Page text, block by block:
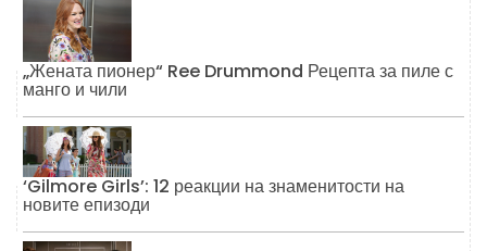
„Жената пионер“ Ree Drummond Рецепта за пиле с
манго и чили
‘Gilmore Girls’: 12 реакции на знаменитости на
новите епизоди